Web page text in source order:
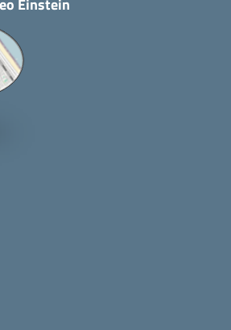
Einstein